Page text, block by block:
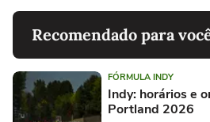
Recomendado para
FÓRMULA INDY
Indy: horários e
Portland 2026